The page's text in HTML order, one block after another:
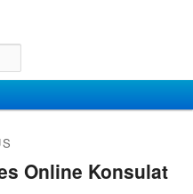
Online Konsulat